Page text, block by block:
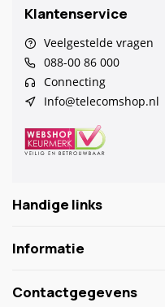
Klantenservice
Veelgestelde vragen
088-00 86 000
Connecting
Info@telecomshop.nl
Handige links
Informatie
Contactgegevens